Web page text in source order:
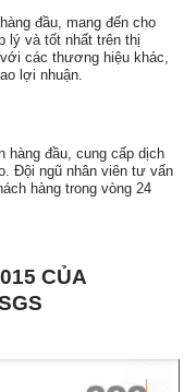
đầu, mang đến cho
lý và tốt nhất trên thị
các thương hiệu khác,
lợi nhuận.
hàng đầu, cung cấp dịch
Đội ngũ nhân viên tư vấn
hàng trong vòng 24
CỦA